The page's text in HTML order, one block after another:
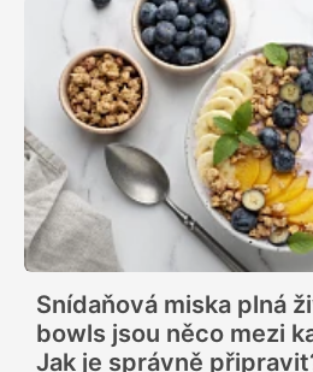
Snídaňová miska plná
bowls jsou něco mezi
Jak je správně